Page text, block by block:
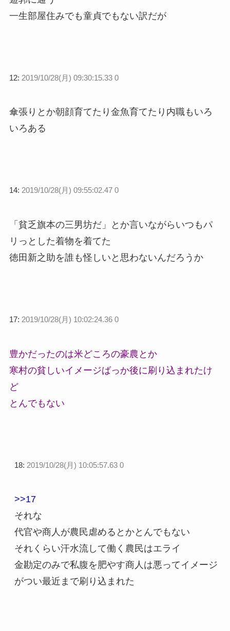
一生部屋住みでも童貞でもない訳だが
12: 2019/10/28(月) 09:30:15.33 0
傘張りとか朝顔育てたり金魚育てたり内職もいろ
いろある
14: 2019/10/28(月) 09:55:02.47 0
「貧乏旗本の三男坊だ」とか言いながらいつもパ
リっとした着物を着てた
徳田新之助を誰も怪しいと思わないんだろうか
17: 2019/10/28(月) 10:02:24.36 0
豊かだったのは米どころの豪農とか
寒村の貧しいイメージばっか後に刷り込まれたけ
ど
とんでもない
18: 2019/10/28(月) 10:05:57.63 0
>>17
それな
代官や商人が農民虐めるとかとんでもない
それくらい汗水流して働く農民はエライ
金勘定のみで私腹を肥やす商人は悪ってイメージ
がつい最近まで刷り込まれた